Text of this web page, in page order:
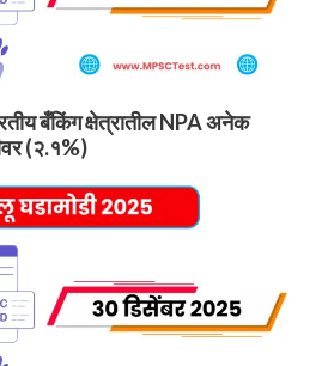
बँकिंग क्षेत्रातील NPA अनेक
(२.१%)